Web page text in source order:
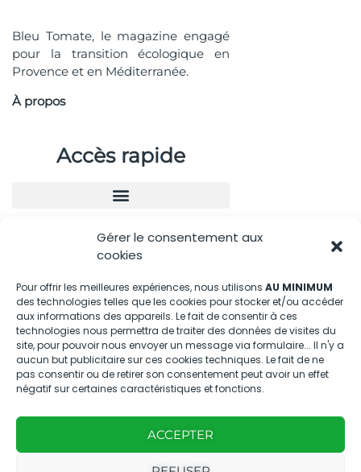
Gérer le consentement aux
cookies
Pour offrir les meilleures expériences, nous utilisons AU MINIMUM
des technologies telles que les cookies pour stocker et/ou accéder
aux informations des appareils. Le fait de consentir à ces
technologies nous permettra de traiter des données de visites du
site, pour pouvoir nous envoyer un message via formulaire... Il n'y a
aucun but publicitaire sur ces cookies techniques. Le fait de ne
pas consentir ou de retirer son consentement peut avoir un effet
négatif sur certaines caractéristiques et fonctions.
ACCEPTER
Bleu Tomate, le magazine engagé
pour la transition écologique en
Provence et en Méditerranée.
À propos
Accès rapide
Nous contacter
04.88.08.75.28
contactBT@bleu-tomate.fr
Kit média
Kit média Bleu Tomate
Nous suivre